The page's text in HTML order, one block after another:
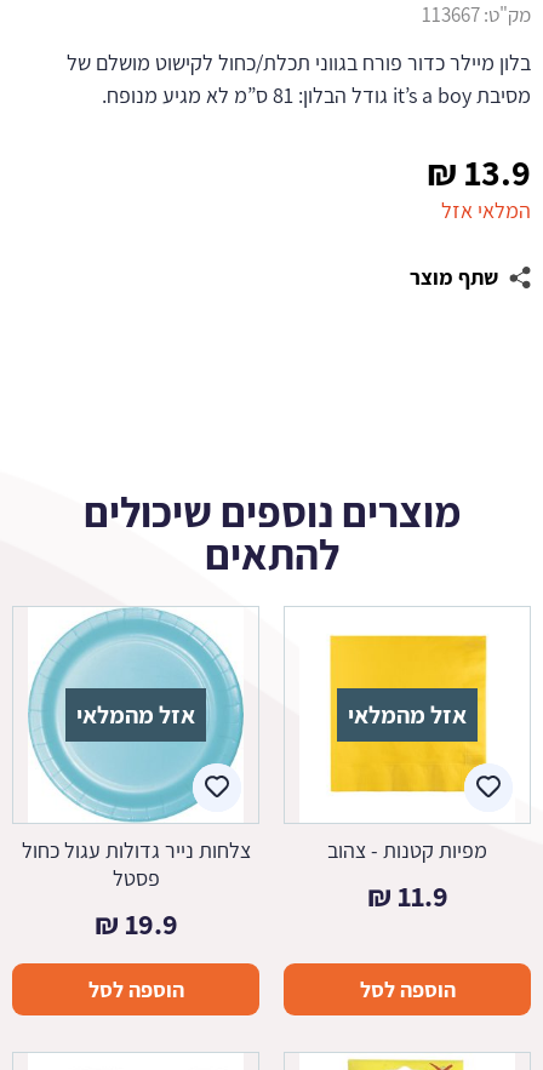
13.9
₪
המלאי אזל
שתף מוצר
מק"ט:113667
בלון מיילר כדור פורח בגווני תכלת/כחול לקישוט מושלם של
מסיבת it’s a boy גודל הבלון: 81 ס”מ לא מגיע מנופח.
מוצרים נוספים שיכולים
להתאים
אזל מהמלאי
מפיות קטנות - צהוב
11.9
₪
הוספה לסל
אזל מהמלאי
צלחות נייר גדולות עגול כחול
פסטל
19.9
₪
הוספה לסל